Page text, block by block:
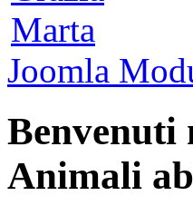
Joomla
Benvenuti
Animali